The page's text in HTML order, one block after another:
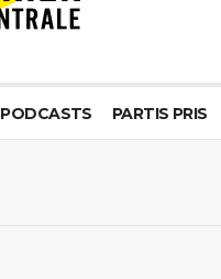
PODCASTS PARTIS PRIS